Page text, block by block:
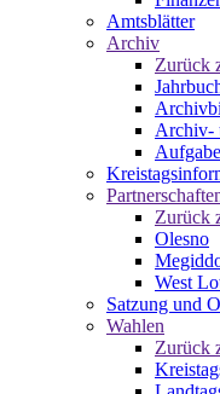
Amtsblätter
Archiv
Zurück
Archiv-
Zurück
Olesno
West
Satzung und
Wahlen
Zurück